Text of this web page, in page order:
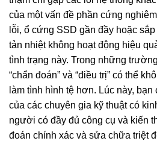
của một vấn đề phần cứng
lỗi, ổ cứng SSD gần đầy hoặc
tản nhiệt không hoạt động hiệu
tình trạng này. Trong những
“chẩn đoán” và “điều trị” có thể
làm tình hình tệ hơn. Lúc này,
của các chuyên gia kỹ thuật có
người có đầy đủ công cụ và kiến
đoán chính xác và sửa chữa triệt